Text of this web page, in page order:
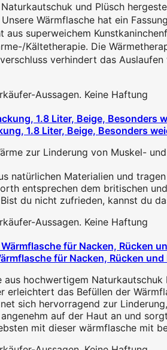
und Plüsch
Wärmflasche hat ein
aus superweichem
Kältetherapie. Die
verhindert das
Aussagen. Keine Haftung
1.8 Liter, Beige, Besonders
zur Linderung von Muskel-
Materialien und
entsprechen dem britischen
du nicht zufrieden, kannst du
Aussagen. Keine Haftung
für Nacken, Rücken
hochwertigem
das Befüllen der
sich hervorragend zur
auf der Haut an und
mit dieser wärmflasche mit